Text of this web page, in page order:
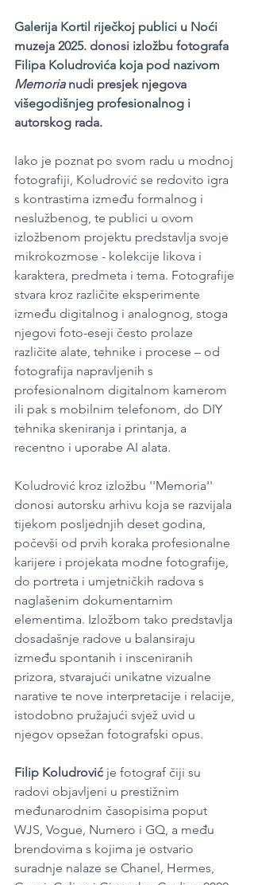
Galerija Kortil riječkoj publici u Noći
muzeja 2025. donosi izložbu fotografa
Filipa Koludrovića koja pod nazivom
Memoria nudi presjek njegova
višegodišnjeg profesionalnog i
autorskog rada.
Iako je poznat po svom radu u modnoj
fotografiji, Koludrović se redovito igra
s kontrastima između formalnog i
neslužbenog, te publici u ovom
izložbenom projektu predstavlja svoje
mikrokozmose - kolekcije likova i
karaktera, predmeta i tema. Fotografije
stvara kroz različite eksperimente
između digitalnog i analognog, stoga
njegovi foto-eseji često prolaze
različite alate, tehnike i procese – od
fotografija napravljenih s
profesionalnom digitalnom kamerom
ili pak s mobilnim telefonom, do DIY
tehnika skeniranja i printanja, a
recentno i uporabe AI alata.
Koludrović kroz izložbu ''Memoria''
donosi autorsku arhivu koja se razvijala
tijekom posljednjih deset godina,
počevši od prvih koraka profesionalne
karijere i projekata modne fotografije,
do portreta i umjetničkih radova s
naglašenim dokumentarnim
elementima. Izložbom tako predstavlja
dosadašnje radove u balansiraju
između spontanih i insceniranih
prizora, stvarajući unikatne vizualne
narative te nove interpretacije i relacije,
istodobno pružajući svjež uvid u
njegov opsežan fotografski opus.
Filip Koludrović je fotograf čiji su
radovi objavljeni u prestižnim
međunarodnim časopisima poput
WJS, Vogue, Numero i GQ, a među
brendovima s kojima je ostvario
suradnje nalaze se Chanel, Hermes,